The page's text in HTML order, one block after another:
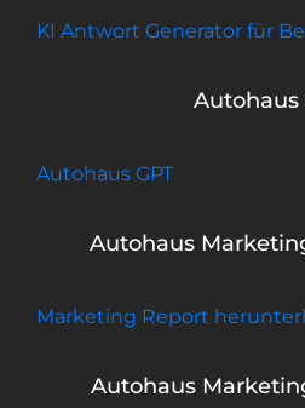
KI Antwort Generator für
Autohaus
Autohaus GPT
Autohaus
Marketing Report
Autohaus